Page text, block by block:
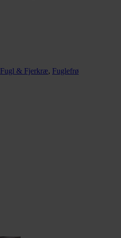
Fugl & Fjerkræ, Fuglefrø